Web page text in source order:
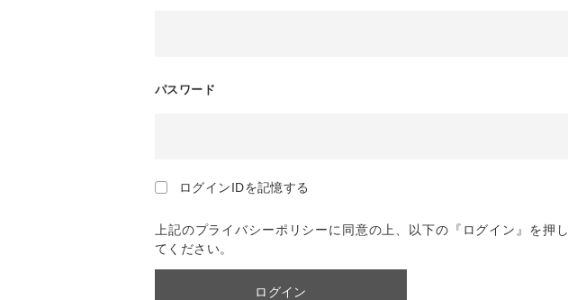
パスワード
ログインIDを記憶する
上記のプライバシーポリシーに同意の上、以下の『ログイン』を押し
てください。
ログイン